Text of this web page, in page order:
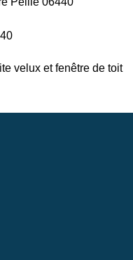
velux et fenêtre de toit